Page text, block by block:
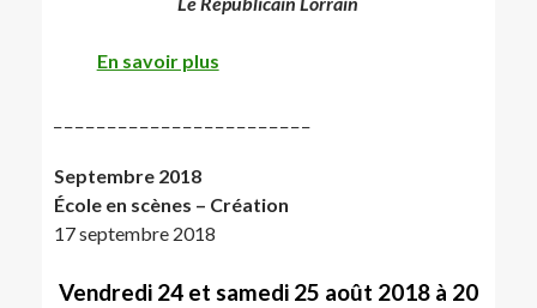
En savoir plus
Septembre 2018
École en scènes – Création
17 septembre 2018
Vendredi 24 et samedi 25 août 2018 à 20